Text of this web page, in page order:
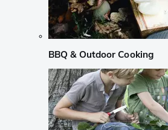
BBQ & Outdoor Cooking